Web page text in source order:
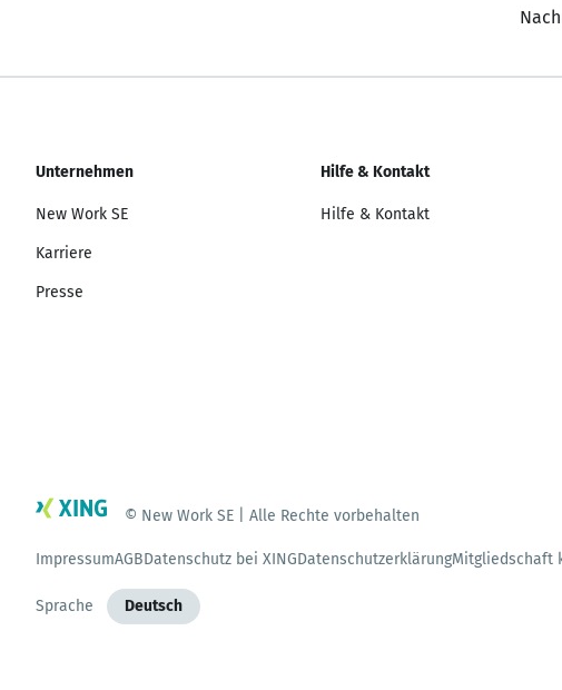
Unternehmen
New Work SE
Karriere
Presse
Hilfe & Kontakt
Hilfe & Kontakt
© New Work SE | Alle Rechte vorbehalten
ImpressumAGBDatenschutz bei XINGDatenschutzerklärungMitgliedschaft
Sprache Deutsch